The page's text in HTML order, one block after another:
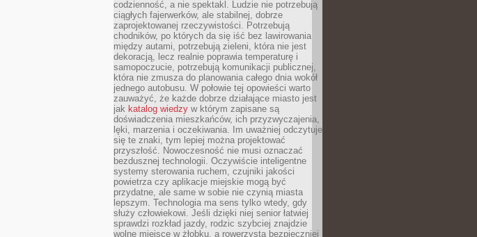
codzienność, a nie spektakl. Ludzie nie potrzebują
ciągłych fajerwerków, ale stabilnej, dobrze
zaprojektowanej rzeczywistości. Potrzebują
chodników, po których da się iść bez lawirowania
między autami, potrzebują zieleni, która nie jest
dekoracją, lecz realnie poprawia temperaturę i
samopoczucie, potrzebują komunikacji publicznej,
która nie zmusza do planowania całego dnia wokół
jednego autobusu. W połowie tej opowieści warto
zauważyć, że każde dobrze działające miasto jest
jak katalog wiedzy w którym zapisane są
doświadczenia mieszkańców, ich przyzwyczajenia,
lęki, marzenia i oczekiwania. Im uważniej odczytuje
się te znaki, tym lepiej można projektować
przyszłość. Nowoczesność nie musi oznaczać
bezdusznej technologii. Oczywiście inteligentne
systemy sterowania ruchem, czujniki jakości
powietrza czy aplikacje miejskie mogą być
przydatne, ale same w sobie nie czynią miasta
lepszym. Technologia ma sens tylko wtedy, gdy
służy człowiekowi. Jeśli dzięki niej senior łatwiej
sprawdzi rozkład jazdy, rodzic szybciej znajdzie
wolne miejsce w żłobku, a rowerzysta bezpieczniej